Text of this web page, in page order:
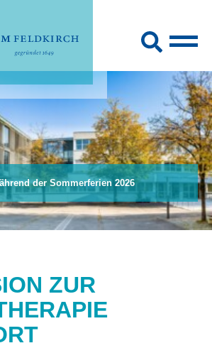
der Sommerferien 2026
ZUR